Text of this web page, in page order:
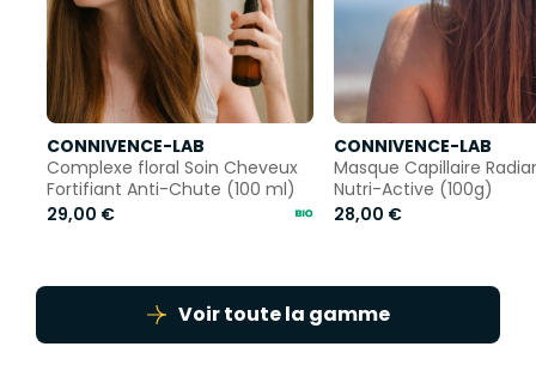
CONNIVENCE-LAB
Complexe floral Soin Cheveux
Fortifiant Anti-Chute (100 ml)
29,00 €
CONNIVENCE-LAB
Masque Capillaire
Nutri-Active (100g)
28,00 €
Voir toute la gamme